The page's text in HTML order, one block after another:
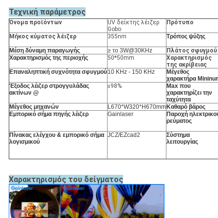
Τεχνική παράμετρος
Όνομα προϊόντων
UV δείκτης λέιζερ
Gobo
Πρότυπο
Μήκος κύματος λέιζερ 355nm Τρόπος ψύξης
Μέση δύναμη παραγωγής ≥ το 3W@30KHz
Πλάτος σφυγμού
Χαρακτηρισμός της περιοχής
50*50mm
Χαρακτηρισμός
της ακρίβειας
Επαναληπτική συχνότητα σφυγμού10 KHz - 150 KHz
Μέγεθος
χαρακτήρα
Έξοδος λέιζερ στρογγυλάδας
ακτίνων @
≤98%
Max που
χαρακτηρίζει την
ταχύτητα
Μέγεθος μηχανών
L670*W320*H670mm Καθαρό βάρος
Εμπορικό σήμα πηγής λέιζερ
Gainlaser
Παροχή
ρεύματος
Πίνακας ελέγχου & εμπορικό σήμα
λογισμικού
JCZ/EZcad2
Σύστημα
λειτουργίας
Χαρακτηρισμός του δείγματος